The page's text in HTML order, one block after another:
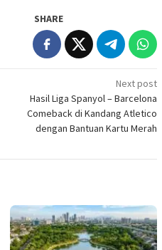
SHARE
Next post
Hasil Liga Spanyol – Barcelona
Comeback di Kandang Atletico
dengan Bantuan Kartu Merah